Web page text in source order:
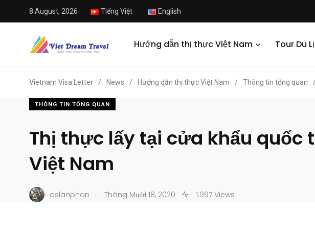
8 August, 2026 Tiếng Việt English
Hướng dẫn thị thực Việt Nam Tour Du
Vietnam Visa Letter / News / Hướng dẫn thị thực Việt Nam / Thông tin tổng quan /
THÔNG TIN TỔNG QUAN
Thị thực lấy tại cửa khẩu quốc
Việt Nam
aslanphan . Tháng Mười 18, 2020 1.997 Views